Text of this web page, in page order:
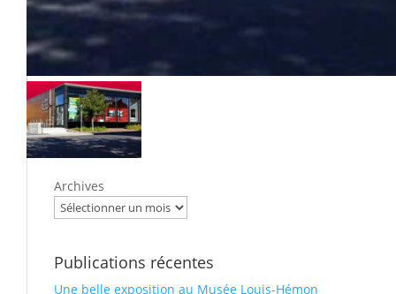
Archives
Publications récentes
Une belle exposition au Musée Louis-Hémon